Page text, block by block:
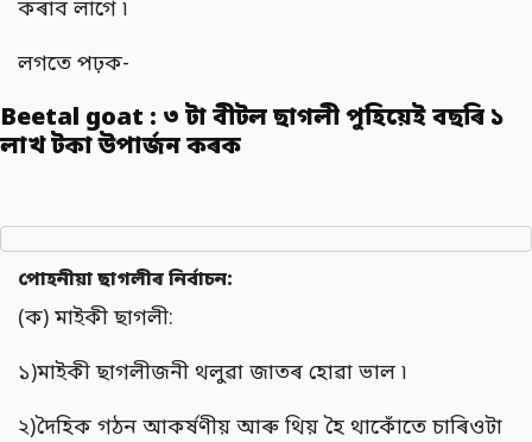
কৰাব লাগে ৷
লগতে পঢ়ক-
Beetal goat : ৩ টা বীটল ছাগলী পুহিয়েই বছৰি ১
লাখ টকা উপাৰ্জন কৰক
পোহনীয়া ছাগলীৰ নিৰ্বাচন:
(ক) মাইকী ছাগলী:
১)মাইকী ছাগলীজনী থলুৱা জাতৰ হোৱা ভাল ৷
২)দৈহিক গঠন আকৰ্ষণীয় আৰু থিয় হৈ থাকোঁতে চাৰিওটা